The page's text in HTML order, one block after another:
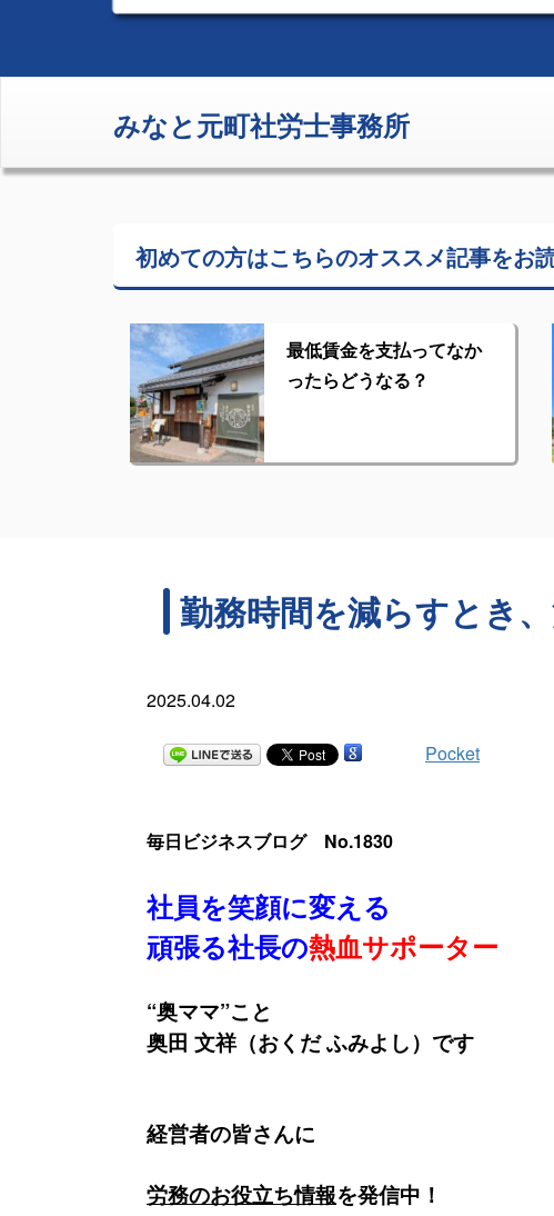
みなと元町社労士事務所
初めての方はこちらのオススメ記事をお
最低賃金を支払ってなか
ったらどうなる？
勤務時間を減らすとき
2025.04.02
Pocket
毎日ビジネスブログ No.1830
社員を笑顔に変える
頑張る社長の熱血サポーター
“奥ママ”こと
奥田 文祥（おくだ ふみよし）です
経営者の皆さんに
労務のお役立ち情報を発信中！